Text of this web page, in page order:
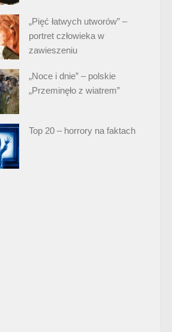
„Pięć łatwych utworów” –
portret człowieka w
zawieszeniu
„Noce i dnie” – polskie
„Przeminęło z wiatrem”
Top 20 – horrory na faktach